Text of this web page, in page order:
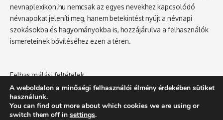
nevnaplexikon.hu nemcsak az egyes nevekhez kapcsolódó
névnapokat jeleníti meg, hanem betekintést nyújt a névnapi
szokásokba és hagyományokba is, hozzájárulva a felhasználók
ismereteinek bővítéséhez ezen a téren.
Felhasználási feltételek
Adatvédelmi tájékoztató
A weboldalon a minőségi felhasználói élmény érdekében sütiket
használunk.
You can find out more about which cookies we are using or
switch them off in settings.